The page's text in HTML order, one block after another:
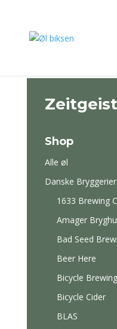
Shop
Alle øl
Danske Bryggerier
1633 Brewing
Amager
Bad Seed
Beer Here
Bicycle
Bicycle Cider
BLAS